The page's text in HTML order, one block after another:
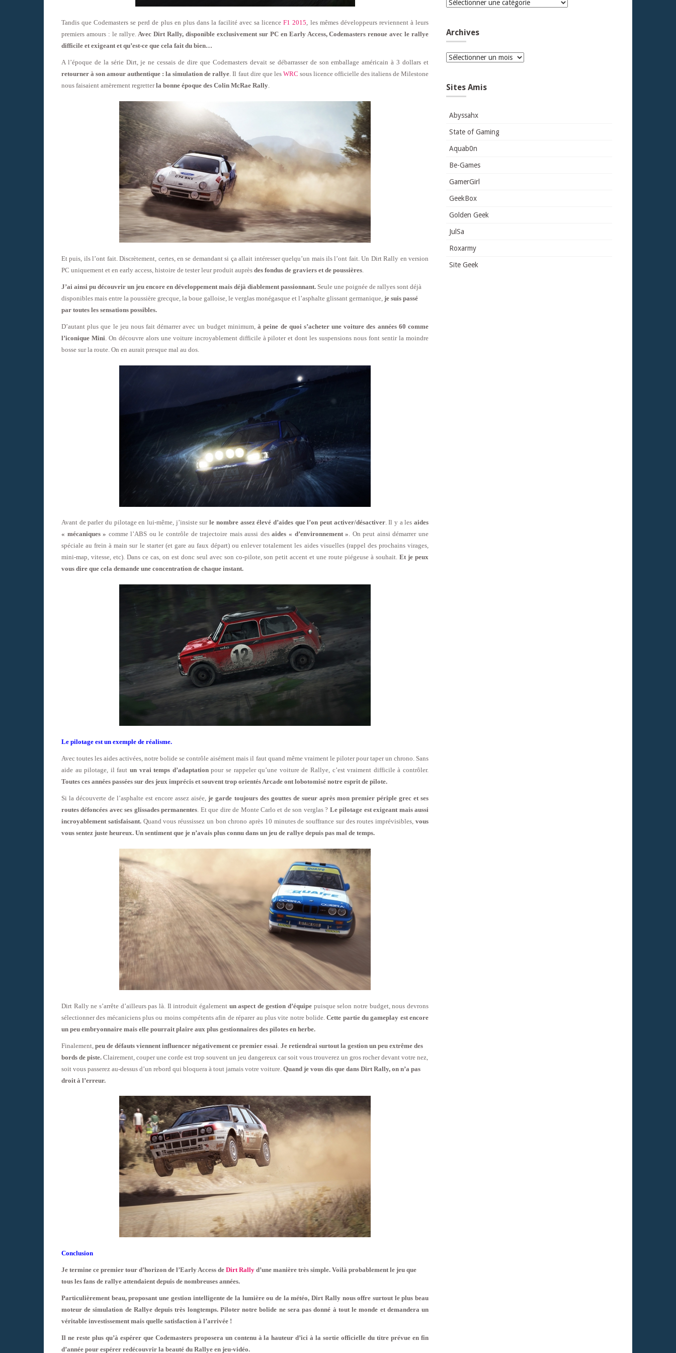
Tandis que Codemasters se perd de plus en plus dans la facilité avec sa licenceF1 2015, les mêmes développeurs reviennent à leurs
premiers amours : le rallye.Avec Dirt Rally, disponible exclusivement sur PC en Early Access, Codemasters renoue avec le rallye
difficile et exigeant et qu’est-ce que cela fait du bien…
A l’époque de la série Dirt, je ne cessais de dire que Codemasters devait se débarrasser de son emballage américain à 3 dollars et
retourner à son amour authentique : la simulation de rallye. Il faut dire que les WRC sous licence officielle des italiens de Milestone
nous faisaient amèrement regretterla bonne époque des Colin McRae Rally.
Et puis, ils l’ont fait. Discrètement, certes, en se demandant si ça allait intéresser quelqu’un mais ils l’ont fait. Un Dirt Rally en version
PC uniquement et en early access, histoire de tester leur produit auprès des fondus de graviers et de poussières
J’ai ainsi pu découvrir un jeu encore en développement mais déjà diablement passionnant. Seule une poignée de rallyes sont déjà
disponibles mais entre la poussière grecque, la boue galloise, le verglas monégasque et l’asphalte glissant germanique, je suis passé
par toutes les sensations possibles.
D’autant plus que le jeu nous fait démarrer avec un budget minimum, à peine de quoi s’acheter une voiture des années 60 comme
l’iconique Mini . On découvre alors une voiture incroyablement difficile à piloter et dont les suspensions nous font sentir la moindre
bosse sur la route. On en aurait presque mal au dos.
Avant de parler du pilotage en lui-même, j’insiste surle nombre assez élevé d’aides que l’on peut activer/désactiver. Il y a lesaides
« mécaniques » comme l’ABS ou le contrôle de trajectoire mais aussi desaides « d’environnement ». On peut ainsi démarrer une
spéciale au frein à main sur le starter (et gare au faux départ) ou enlever totalement les aides visuelles (rappel des prochains virages,
mini-map, vitesse, etc). Dans ce cas, on est donc seul avec son co-pilote, son petit accent et une route piégeuse à souhait.Et je peux
vous dire que cela demande une concentration de chaque instant.
Le pilotage est un exemple de réalisme.
Avec toutes les aides activées, notre bolide se contrôle aisément mais il faut quand même vraiment le piloter pour taper un chrono. Sans
aide au pilotage, il faut un vrai temps d’adaptationpour se rappeler qu’une voiture de Rallye, c’est vraiment difficile à contrôler.
Toutes ces années passées sur des jeux imprécis et souvent trop orientés Arcade ont lobotomisé notre esprit de pilote.
Si la découverte de l’asphalte est encore assez aisée,je garde toujours des gouttes de sueur après mon premier périple grec et ses
routes défoncées avec ses glissades permanentes . Et que dire de Monte Carlo et de son verglas ? Le pilotage est exigeant mais aussi
incroyablement satisfaisant.Quand vous réussissez un bon chrono après 10 minutes de souffrance sur des routes imprévisibles,vous
vous sentez juste heureux. Un sentiment que je n’avais plus connu dans un jeu de rallye depuis pas mal de temps.
Dirt Rally ne s’arrête d’ailleurs pas là. Il introduit également un aspect de gestion d’équipe puisque selon notre budget, nous devrons
sélectionner des mécaniciens plus ou moins compétents afin de réparer au plus vite notre bolide.Cette partie du gameplay est encore
un peu embryonnaire mais elle pourrait plaire aux plus gestionnaires des pilotes en herbe.
Finalement, peu de défauts viennent influencer négativement ce premier essai Je retiendrai surtout la gestion un peu extrême des
bords de piste. Clairement, couper une corde est trop souvent un jeu dangereux car soit vous trouverez un gros rocher devant votre nez,
soit vous passerez au-dessus d’un rebord qui bloquera à tout jamais votre voiture. Quand je vous dis que dans Dirt Rally, on n’a pas
droit à l’erreur.
Conclusion
Je termine ce premier tour d’horizon de l’Early Access de Dirt Rally d’une manière très simple. Voilà probablement le jeu que
tous les fans de rallye attendaient depuis de nombreuses années.
Particulièrement beau, proposant une gestion intelligente de la lumière ou de la météo, Dirt Rally nous offre surtout le plus beau
moteur de simulation de Rallye depuis très longtemps. Piloter notre bolide ne sera pas donné à tout le monde et demandera un
véritable investissement mais quelle satisfaction à l’arrivée !
Il ne reste plus qu’à espérer que Codemasters proposera un contenu à la hauteur d’ici à la sortie officielle du titre prévue en fin
d’année pour espérer redécouvrir la beauté du Rallye en jeu-vidéo.
Catégories
Archives
Archives
Sites Amis
Abyssahx
State of Gaming
Aquab0n
Be-Games
GamerGirl
GeekBox
Golden Geek
JulSa
Roxarmy
Site Geek